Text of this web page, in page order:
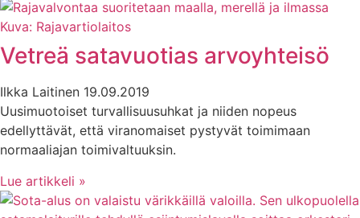
Vetreä satavuotias arvoyhteisö
Ilkka Laitinen 19.09.2019
Uusimuotoiset turvallisuusuhkat ja niiden nopeus
edellyttävät, että viranomaiset pystyvät toimimaan
normaaliajan toimivaltuuksin.
Lue artikkeli »